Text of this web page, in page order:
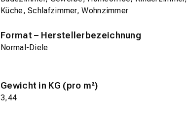
Küche, Schlafzimmer, Wohnzimmer
Format – Herstellerbezeichnung
Normal-Diele
Gewicht in KG (pro m²)
3,44